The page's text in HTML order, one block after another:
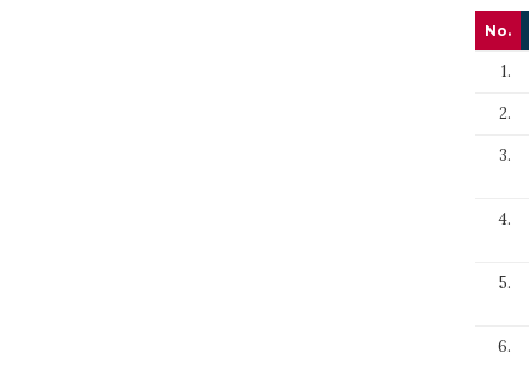
No.
1.
2.
3.
4.
5.
6.